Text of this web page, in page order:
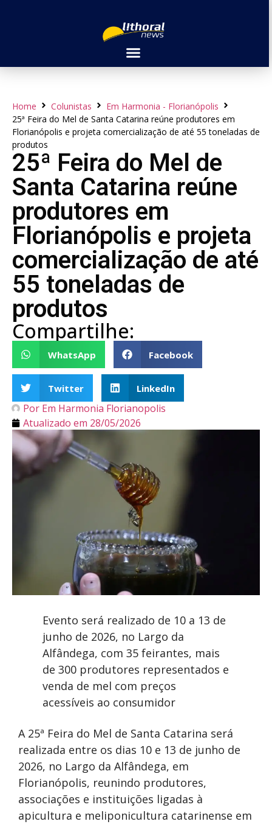
Home Colunistas
Em Harmonia - Florianópolis
25ª Feira do Mel de Santa Catarina reúne produtores em
Florianópolis e projeta comercialização de até 55 toneladas de
produtos
25ª Feira do Mel de
Santa Catarina reúne
produtores em
Florianópolis e projeta
comercialização de até
55 toneladas de
produtos
Compartilhe:
WhatsApp Facebook
Twitter LinkedIn
Por Em Harmonia Florianopolis
Atualizado em 28/05/2026
Evento será realizado de 10 a 13 de
junho de 2026, no Largo da
Alfândega, com 35 feirantes, mais
de 300 produtores representados e
venda de mel com preços
acessíveis ao consumidor
A 25ª Feira do Mel de Santa Catarina será
realizada entre os dias 10 e 13 de junho de
2026, no Largo da Alfândega, em
Florianópolis, reunindo produtores,
associações e instituições ligadas à
apicultura e meliponicultura catarinense em